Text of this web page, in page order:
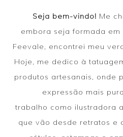
Seja bem-vindo! Me
embora seja formada
Feevale, encontrei meu
Hoje, me dedico à
produtos artesanais, onde
expressão mais
trabalho como ilustradora
que vão desde retratos e